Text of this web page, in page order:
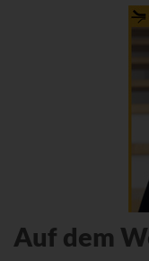
Auf dem